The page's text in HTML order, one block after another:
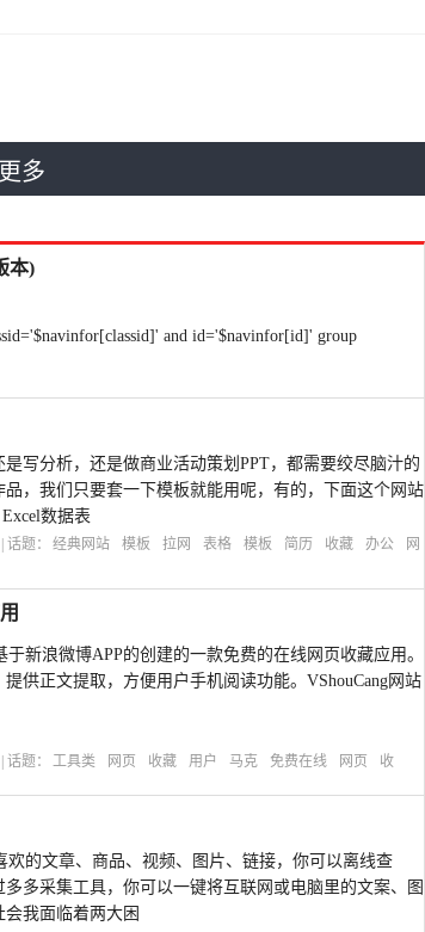
更多
本)
and id='$navinfor[id]' group
写分析，还是做商业活动策划PPT，都需要绞尽脑汁的
，我们只要套一下模板就能用呢，有的，下面这个网站
数据表
| 话题： 经典网站 模板 拉网 表格 模板 简历 收藏 办公
网
新浪微博APP的创建的一款免费的在线网页收藏应用。
供正文提取，方便用户手机阅读功能。VShouCang网站
| 话题： 工具类 网页 收藏 用户 马克 免费在线 网页
收
欢的文章、商品、视频、图片、链接，你可以离线查
多采集工具，你可以一键将互联网或电脑里的文案、图
我面临着两大困